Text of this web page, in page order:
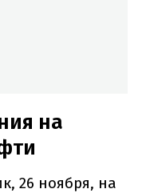
на
26 ноября, на